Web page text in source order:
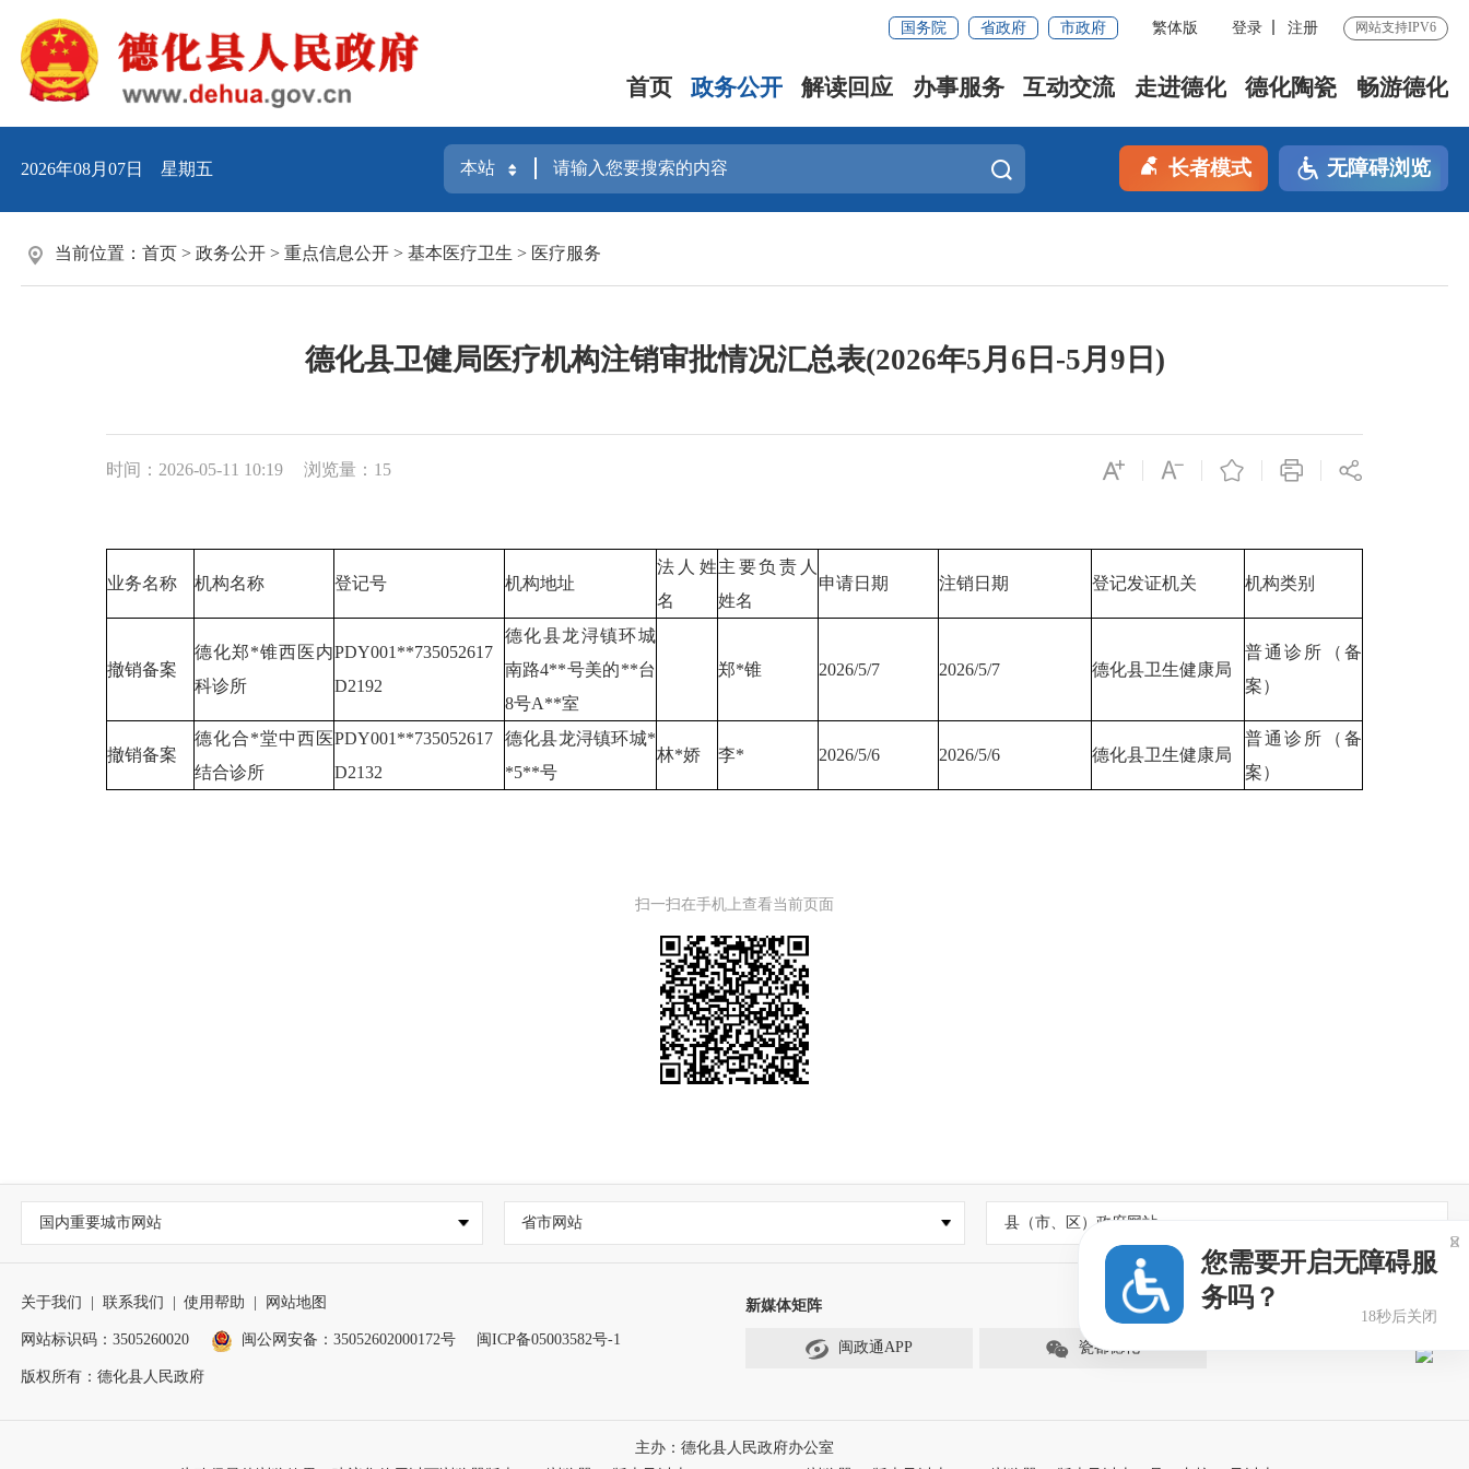
国务院 省政府 市政府 繁体版 登录 注册 网站支持IPV6
首页 政务公开 解读回应 办事服务 互动交流 走进德化 德化陶瓷 畅游德化
2026年08月07日 星期五 长者模式 无障碍浏览
当前位置： 首页 > 政务公开 > 重点信息公开 > 基本医疗卫生 > 医疗服务
德化县卫健局医疗机构注销审批情况汇总表(2026年5月6日-5月9日)
时间：2026-05-11 10:19 浏览量： 15
业务名称 机构名称 登记号 机构地址
法人姓
名
主要负责人
姓名
申请日期 注销日期 登记发证机关 机构类别
撤销备案
德化郑*锥西医内
科诊所
PDY001**735052617
D2192
德化县龙浔镇环城
南路4**号美的**台
8号A**室
郑*锥 2026/5/7 2026/5/7 德化县卫生健康局
普通诊所（备
案）
撤销备案
德化合*堂中西医
结合诊所
PDY001**735052617
D2132
德化县龙浔镇环城*
*5**号
林*娇 李* 2026/5/6 2026/5/6 德化县卫生健康局
普通诊所（备
案）
扫一扫在手机上查看当前页面
国内重要城市网站 省市网站 县（市、区）政府网站
关于我们 联系我们 使用帮助 网站地图
网站标识码：3505260020 闽公网安备：35052602000172号 闽ICP备05003582号-1
版权所有：德化县人民政府
新媒体矩阵
闽政通APP 瓷都德化
主办：德化县人民政府办公室
您需要开启无障碍服
务吗？
18秒后关闭
